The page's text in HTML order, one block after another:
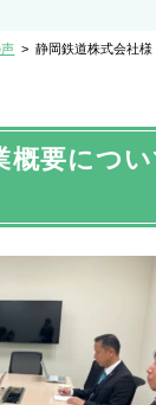
>静岡鉄道株式会社様
概要につ